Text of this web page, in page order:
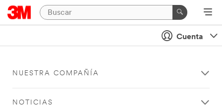
Cuenta
NUESTRA COMPAÑÍA
NOTICIAS